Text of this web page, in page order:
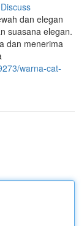
Discuss
dan elegan
suasana elegan.
dan menerima
warna-cat-